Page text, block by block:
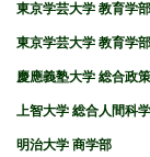
東京学芸大学 教育学
東京学芸大学 教育学
慶應義塾大学 総合政
上智大学 総合人間科
明治大学 商学部